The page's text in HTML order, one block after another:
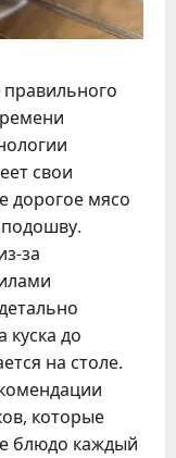
свои
дорогое мясо
за
до
на столе.
которые
блюдо каждый